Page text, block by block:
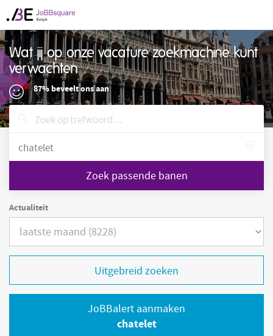
Wat jij op onze vacature zoekmachine kunt
verwachten
87% beveelt ons aan
Zoek passende banen
Actualiteit
Uitgebreid zoeken
JoBBalert aanmaken
chatelet